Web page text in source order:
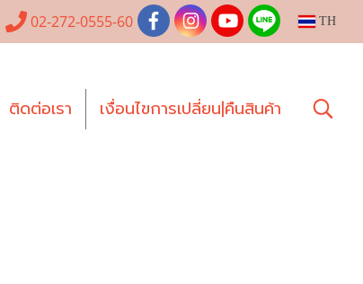
02-272-0555-60 TH
ติดต่อเรา เงื่อนไขการเปลี่ยน|คืนสินค้า